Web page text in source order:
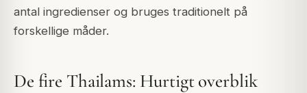
antal ingredienser og bruges traditionelt på
forskellige måder.
De fire Thailams: Hurtigt overblik